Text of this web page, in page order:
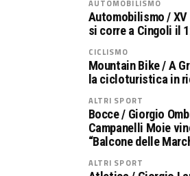
AUTOMOBILISMO
Automobilismo / XV
si corre a Cingoli il
CICLISMO
Mountain Bike / A
la cicloturistica in
ALTRI SPORT
Bocce / Giorgio
Campanelli Moie
“Balcone delle
ALTRI SPORT